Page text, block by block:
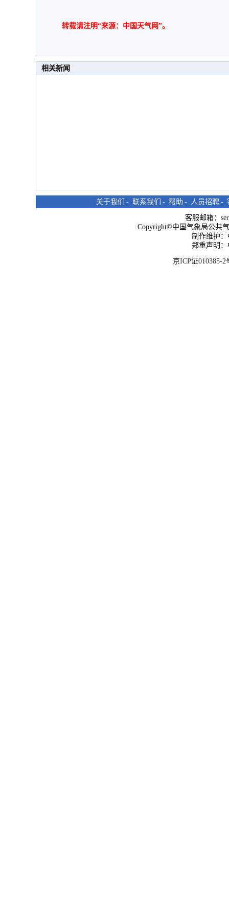
转载请注明“来源：中国天气网”。
相关新闻
关于我们 - 联系我们 - 帮助 - 人员招聘 -
客服邮箱：
Copyright©中国气象局公共
制作维护
郑重声明
京ICP证010385-2